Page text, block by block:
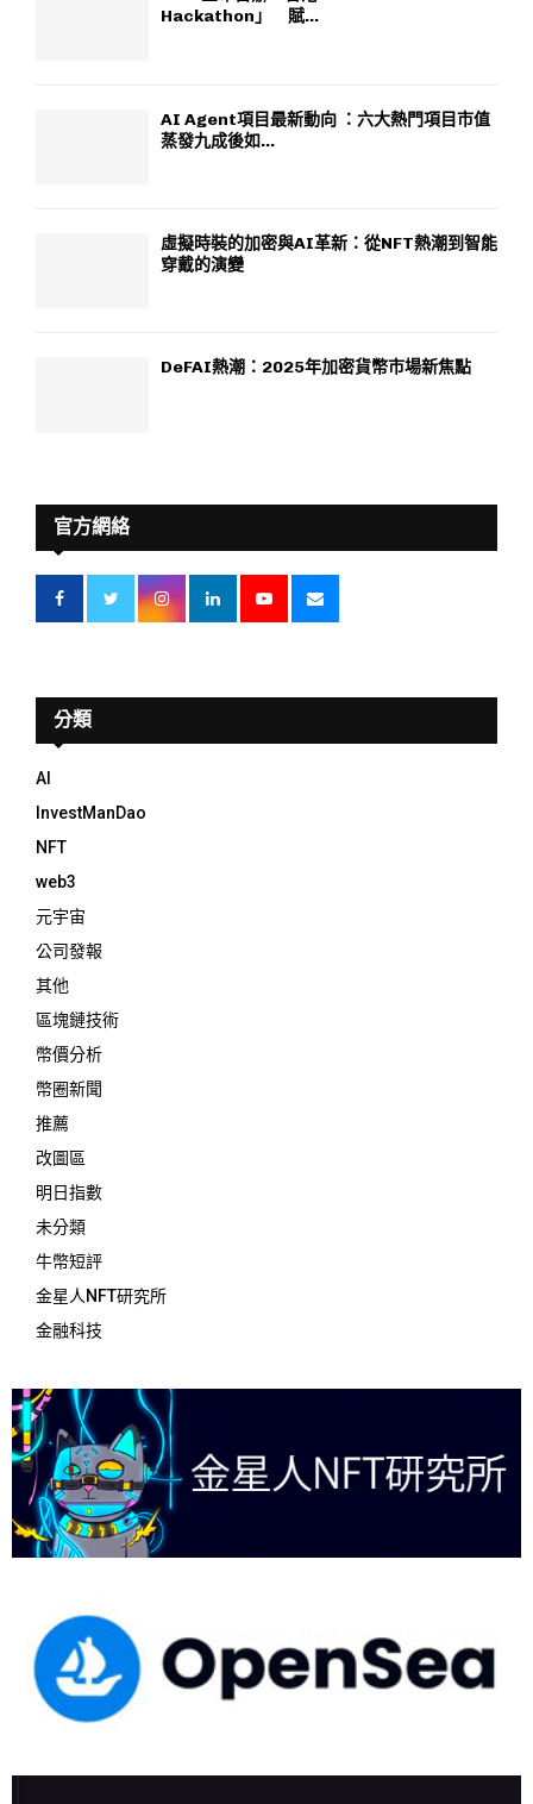
Hackathon」 賦...
AI Agent項目最新動向 ：六大熱門項目市值
蒸發九成後如...
虛擬時裝的加密與AI革新：從NFT熱潮到智能
穿戴的演變
DeFAI熱潮：2025年加密貨幣市場新焦點
官方網絡
分類
AI
InvestManDao
NFT
web3
元宇宙
公司發報
其他
區塊鏈技術
幣價分析
幣圈新聞
推薦
改圖區
明日指數
未分類
牛幣短評
金星人NFT研究所
金融科技